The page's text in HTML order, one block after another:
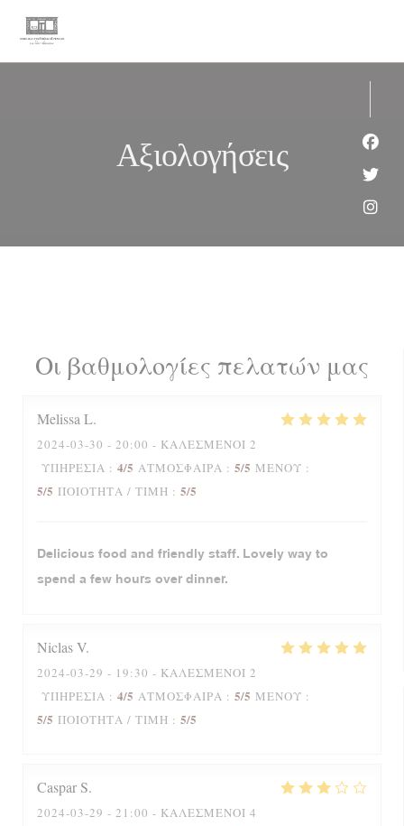
Αξιολογήσεις
Οι βαθμολογίες πελατών μας
MelissaL
2024-03-30 - 20:00 - ΚΑΛΕΣΜΈΝΟΙ 2
ΥΠΗΡΕΣΊΑ : 4/5 ΑΤΜΌΣΦΑΙΡΑ : 5/5 ΜΕΝΟΎ :
5/5 ΠΟΙΌΤΗΤΑ / ΤΙΜΉ : 5/5
Delicious food and friendly staff. Lovely way to
spend a few hours over dinner.
NiclasV
2024-03-29 - 19:30 - ΚΑΛΕΣΜΈΝΟΙ 2
ΥΠΗΡΕΣΊΑ : 4/5 ΑΤΜΌΣΦΑΙΡΑ : 5/5 ΜΕΝΟΎ :
5/5 ΠΟΙΌΤΗΤΑ / ΤΙΜΉ : 5/5
Caspar S
2024-03-29 - 21:00 - ΚΑΛΕΣΜΈΝΟΙ 4